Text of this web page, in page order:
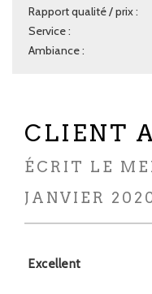
Rapport qualité / prix :
Service :
Ambiance :
CLIENT
ÉCRIT LE
JANVIER
Excellent